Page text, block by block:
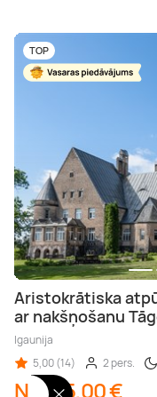
TOP
Aristokrātiska
ar nakšņošanu
Igaunija
5,00 (14)
2 pers.
No 135,00 €